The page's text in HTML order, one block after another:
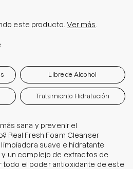
este producto.Ver más
Libre de Alcohol
Tratamiento Hidratación
sana y prevenir el
Real Fresh Foam Cleanser
suave e hidratante
un complejo de extractos de
todo el poder antioxidante de este